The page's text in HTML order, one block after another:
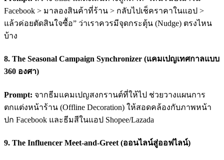
Facebook > มาลองสินค้าที่ร้าน > กลับไปเช็คราคาในแอป >
แล้วค่อยตัดสินใจซื้อ” ว่าเราควรมีจุดกระตุ้น (Nudge) ตรงไหน
บ้าง
8. The Seasonal Campaign Synchronizer (แคมเปญเทศกาลแบบ
360 องศา)
Prompt: จากธีมแคมเปญสงกรานต์ที่ให้ไป ช่วยวางแผนการ
ตกแต่งหน้าร้าน (Offline Decoration) ให้สอดคล้องกับภาพหน้า
ปก Facebook และธีมสีในแอป Shopee/Lazada
9. The Influencer Meet-and-Greet (ออนไลน์สู่ออฟไลน์)